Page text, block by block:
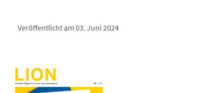
Veröffentlicht am 03. Juni 2024